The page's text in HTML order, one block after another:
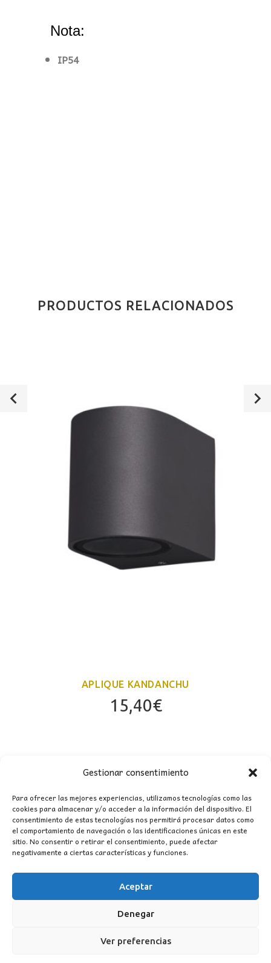
Gestionar consentimiento
Para ofrecer las mejores experiencias, utilizamos tecnologías como las
cookies para almacenar y/o acceder a la información del dispositivo. El
consentimiento de estas tecnologías nos permitirá procesar datos como
el comportamiento de navegación o las identificaciones únicas en este
sitio. No consentir o retirar el consentimiento, puede afectar
negativamente a ciertas características y funciones.
Aceptar
Denegar
Ver preferencias
Nota:
IP54
PRODUCTOS RELACIONADOS
APLIQUE KANDANCHU
15,40€
CONTACTO
Instagram